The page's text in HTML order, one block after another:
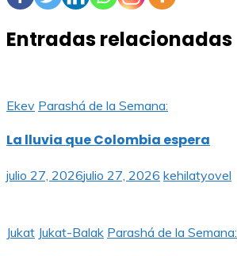
Entradas relacionadas
Ekev Parashá de la Semana:
La lluvia que Colombia espera
julio 27, 2026julio 27, 2026 kehilatyovel
Jukat Jukat-Balak Parashá de la Semana: